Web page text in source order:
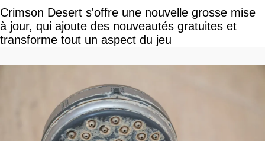
Crimson Desert s'offre une nouvelle grosse mise
à jour, qui ajoute des nouveautés gratuites et
transforme tout un aspect du jeu